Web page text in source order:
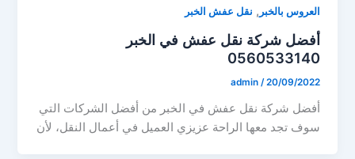
العروس بالخبر , نقل عفش الخبر
أفضل شركة نقل عفش في الخبر
0560533140
admin /20/09/2022
أفضل شركة نقل عفش في الخبر من أفضل الشركات التي
سوف تجد معها الراحة عزيزي العميل في أعمال النقل، لأن